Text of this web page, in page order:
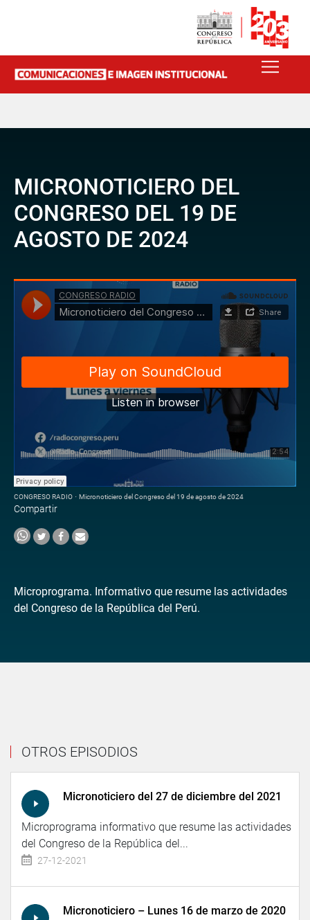
MICRONOTICIERO DEL
CONGRESO DEL 19 DE
AGOSTO DE 2024
CONGRESO RADIO · Micronoticiero del Congreso del 19 de agosto de 2024
Compartir
Microprograma. Informativo que resume las actividades
del Congreso de la República del Perú.
OTROS EPISODIOS
Micronoticiero del 27 de diciembre del 2021
Microprograma informativo que resume las actividades
del Congreso de la República del...
27-12-2021
Micronoticiero – Lunes 16 de marzo de 2020